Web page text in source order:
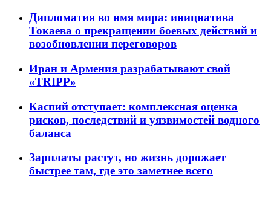
Дипломатия во имя мира: инициатива
Токаева о прекращении боевых действий и
возобновлении переговоров
Иран и Армения разрабатывают свой
«TRIPP»
Каспий отступает: комплексная оценка
рисков, последствий и уязвимостей водного
баланса
Зарплаты растут, но жизнь дорожает
быстрее там, где это заметнее всего